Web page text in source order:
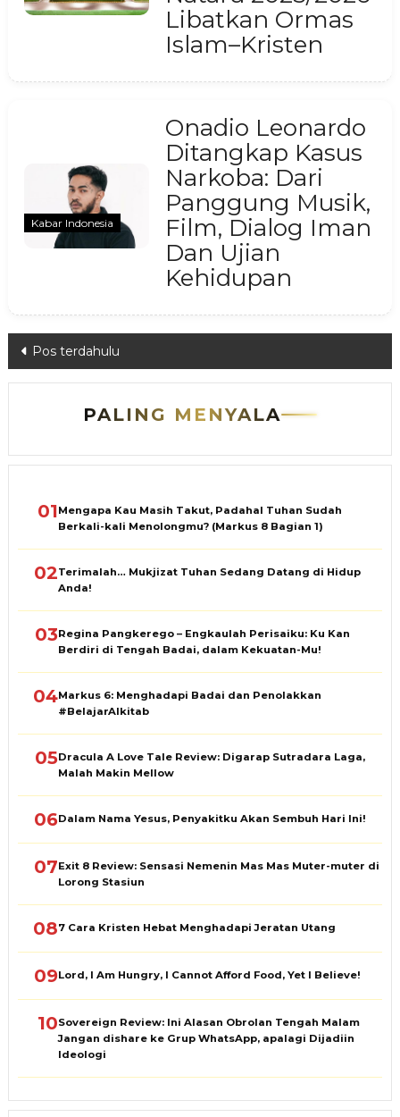
Libatkan Ormas
Islam–Kristen
Kabar Indonesia
Onadio Leonardo
Ditangkap Kasus
Narkoba: Dari
Panggung Musik,
Film, Dialog Iman
Dan Ujian
Kehidupan
Navigasi
pos
Pos terdahulu
PALING MENYALA
01Mengapa Kau Masih Takut, Padahal Tuhan Sudah
Berkali-kali Menolongmu? (Markus 8 Bagian 1)
02Terimalah… Mukjizat Tuhan Sedang Datang di Hidup
Anda!
03Regina Pangkerego – Engkaulah Perisaiku: Ku Kan
Berdiri di Tengah Badai, dalam Kekuatan-Mu!
04Markus 6: Menghadapi Badai dan Penolakkan
#BelajarAlkitab
05Dracula A Love Tale Review: Digarap Sutradara Laga,
Malah Makin Mellow
06Dalam Nama Yesus, Penyakitku Akan Sembuh Hari Ini!
07Exit 8 Review: Sensasi Nemenin Mas Mas Muter-muter di
Lorong Stasiun
087 Cara Kristen Hebat Menghadapi Jeratan Utang
09Lord, I Am Hungry, I Cannot Afford Food, Yet I Believe!
10Sovereign Review: Ini Alasan Obrolan Tengah Malam
Jangan dishare ke Grup WhatsApp, apalagi Dijadiin
Ideologi